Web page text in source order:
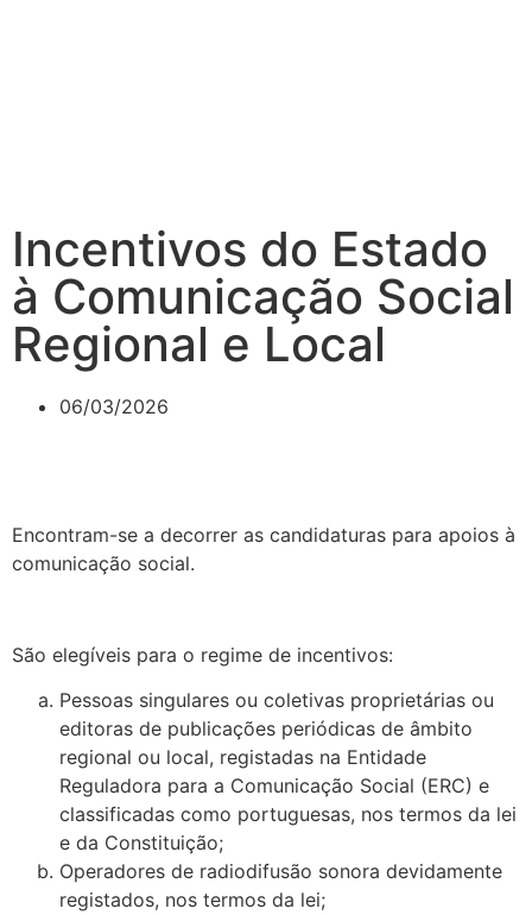
Incentivos do Estado
à Comunicação Social
Regional e Local
06/03/2026
Encontram-se a decorrer as candidaturas para apoios à
comunicação social.
São elegíveis para o regime de incentivos:
Pessoas singulares ou coletivas proprietárias ou
editoras de publicações periódicas de âmbito
regional ou local, registadas na Entidade
Reguladora para a Comunicação Social (ERC) e
classificadas como portuguesas, nos termos da lei
e da Constituição;
Operadores de radiodifusão sonora devidamente
registados, nos termos da lei;